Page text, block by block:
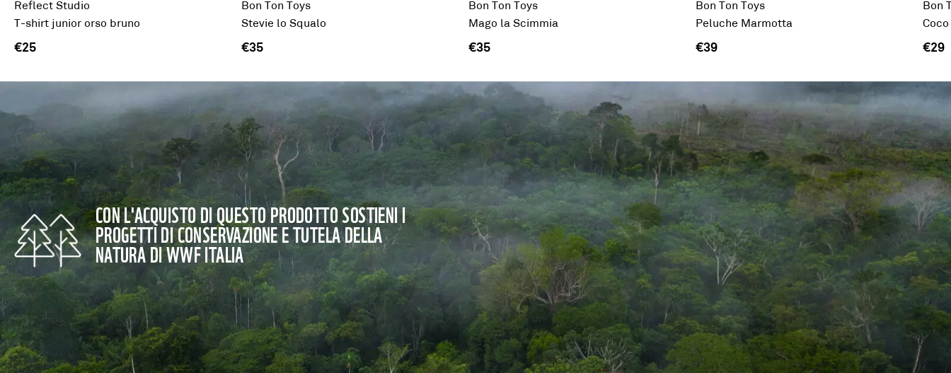
Reflect Studio
T-shirt junior orso bruno
€25
Bon Ton Toys
Stevie lo Squalo
€35
Bon Ton Toys
Mago la Scimmia
€35
Bon Ton Toys
Peluche Marmotta
€39
Bon
€29
CON L'ACQUISTO DI QUESTO PRODOTTO SOSTIENI I
PROGETTI DI CONSERVAZIONE E TUTELA DELLA
NATURA DI WWF ITALIA